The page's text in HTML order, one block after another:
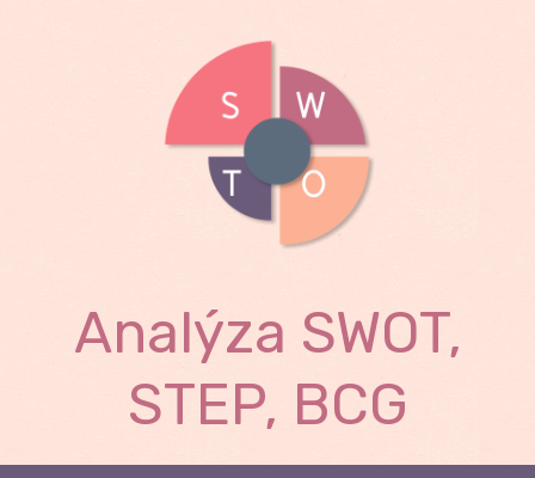
Analýza SWOT,
STEP, BCG